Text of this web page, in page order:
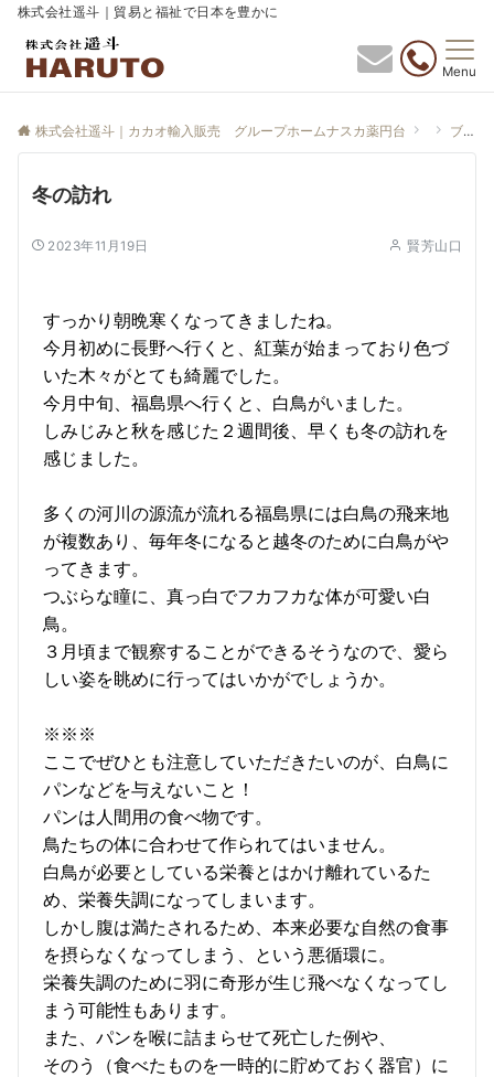
株式会社遥斗｜貿易と福祉で日本を豊かに
Menu
株式会社遥斗｜カカオ輸入販売 グループホームナスカ薬円台 ブログ
冬の訪れ
2023年11月19日 賢芳山口
すっかり朝晩寒くなってきましたね。
今月初めに長野へ行くと、紅葉が始まっており色づ
いた木々がとても綺麗でした。
今月中旬、福島県へ行くと、白鳥がいました。
しみじみと秋を感じた２週間後、早くも冬の訪れを
感じました。
多くの河川の源流が流れる福島県には白鳥の飛来地
が複数あり、毎年冬になると越冬のために白鳥がや
ってきます。
つぶらな瞳に、真っ白でフカフカな体が可愛い白
鳥。
３月頃まで観察することができるそうなので、愛ら
しい姿を眺めに行ってはいかがでしょうか。
※※※
ここでぜひとも注意していただきたいのが、白鳥に
パンなどを与えないこと！
パンは人間用の食べ物です。
鳥たちの体に合わせて作られてはいません。
白鳥が必要としている栄養とはかけ離れているた
め、栄養失調になってしまいます。
しかし腹は満たされるため、本来必要な自然の食事
を摂らなくなってしまう、という悪循環に。
栄養失調のために羽に奇形が生じ飛べなくなってし
まう可能性もあります。
また、パンを喉に詰まらせて死亡した例や、
そのう（食べたものを一時的に貯めておく器官）に